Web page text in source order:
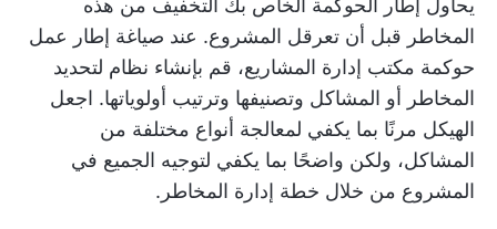
يحاول إطار الحوكمة الخاص بك التخفيف من هذه
المخاطر قبل أن تعرقل المشروع. عند صياغة إطار عمل
حوكمة مكتب إدارة المشاريع، قم بإنشاء نظام لتحديد
المخاطر أو المشاكل وتصنيفها وترتيب أولوياتها. اجعل
الهيكل مرنًا بما يكفي لمعالجة أنواع مختلفة من
المشاكل، ولكن واضحًا بما يكفي لتوجيه الجميع في
المشروع من خلال خطة إدارة المخاطر.